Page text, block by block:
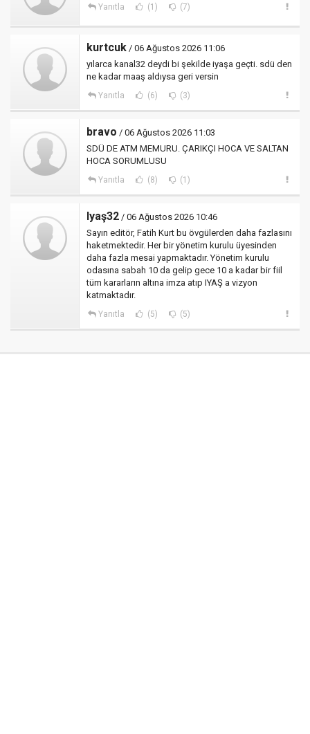
Yanıtla (1) (7)
kurtcuk / 06 Ağustos 2026 11:06
yılarca kanal32 deydi bi şekilde iyaşa geçti. sdü den
ne kadar maaş aldıysa geri versin
Yanıtla (6) (3)
bravo / 06 Ağustos 2026 11:03
SDÜ DE ATM MEMURU. ÇARIKÇI HOCA VE SALTAN
HOCA SORUMLUSU
Yanıtla (8) (1)
Iyaş32 / 06 Ağustos 2026 10:46
Sayın editör, Fatih Kurt bu övgülerden daha fazlasını
haketmektedir. Her bir yönetim kurulu üyesinden
daha fazla mesai yapmaktadır. Yönetim kurulu
odasına sabah 10 da gelip gece 10 a kadar bir fiil
tüm kararların altına imza atıp IYAŞ a vizyon
katmaktadır.
Yanıtla (5) (5)